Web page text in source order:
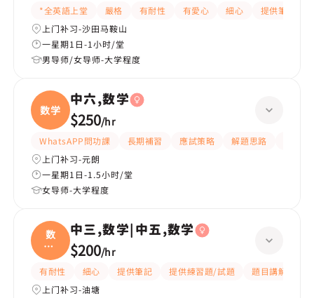
*全英語上堂 嚴格 有耐性 有愛心 細心 提供筆記
上门补习-沙田马鞍山
一星期1日-1小时/堂
男导师/女导师-大学程度
数学
中六,数学
$250/hr
WhatsAPP問功課 長期補習 應試策略 解題思路
上门补习-元朗
一星期1日-1.5小时/堂
女导师-大学程度
数
学|
中五
中三,数学|中五,数学
$200/hr
有耐性 細心 提供筆記 提供練習題/試題 題目講解
上门补习-油塘